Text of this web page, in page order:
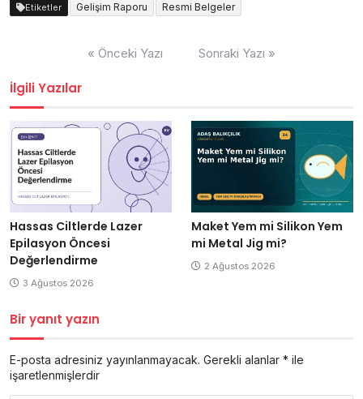
Etiketler Gelişim Raporu Resmi Belgeler
« Önceki Yazı Sonraki Yazı »
İlgili Yazılar
Hassas Ciltlerde Lazer
Epilasyon Öncesi
Değerlendirme
3 Ağustos 2026
Maket Yem mi Silikon Yem
mi Metal Jig mi?
2 Ağustos 2026
Bir yanıt yazın
E-posta adresiniz yayınlanmayacak. Gerekli alanlar * ile
işaretlenmişlerdir